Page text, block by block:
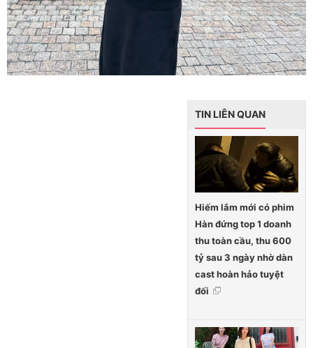
TIN LIÊN QUAN
Hiếm lắm mới có phim
Hàn đứng top 1 doanh
thu toàn cầu, thu 600
tỷ sau 3 ngày nhờ dàn
cast hoàn hảo tuyệt
đối